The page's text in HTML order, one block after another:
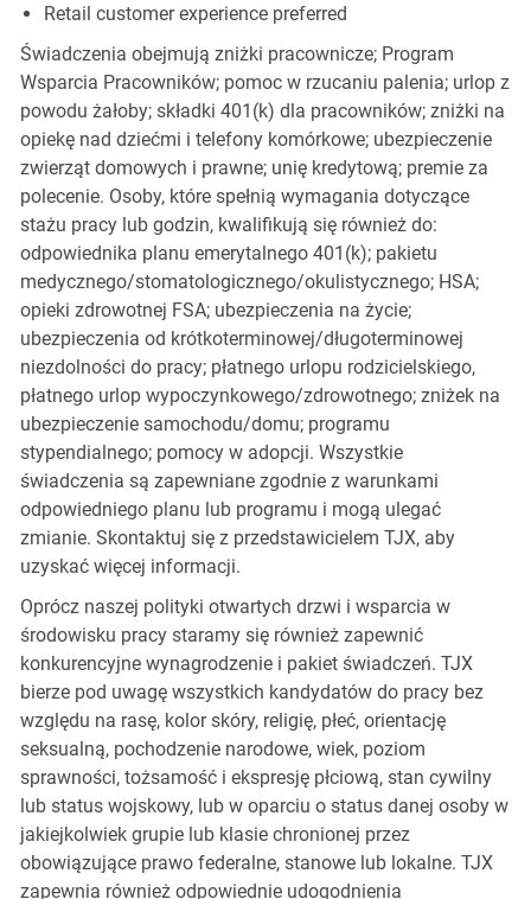
Retail customer experience preferred
Świadczenia obejmują zniżki pracownicze; Program
Wsparcia Pracowników; pomoc w rzucaniu palenia; urlop z
powodu żałoby; składki 401(k) dla pracowników; zniżki na
opiekę nad dziećmi i telefony komórkowe; ubezpieczenie
zwierząt domowych i prawne; unię kredytową; premie za
polecenie. Osoby, które spełnią wymagania dotyczące
stażu pracy lub godzin, kwalifikują się również do:
odpowiednika planu emerytalnego 401(k); pakietu
medycznego/stomatologicznego/okulistycznego; HSA;
opieki zdrowotnej FSA; ubezpieczenia na życie;
ubezpieczenia od krótkoterminowej/długoterminowej
niezdolności do pracy; płatnego urlopu rodzicielskiego,
płatnego urlop wypoczynkowego/zdrowotnego; zniżek na
ubezpieczenie samochodu/domu; programu
stypendialnego; pomocy w adopcji. Wszystkie
świadczenia są zapewniane zgodnie z warunkami
odpowiedniego planu lub programu i mogą ulegać
zmianie. Skontaktuj się z przedstawicielem TJX, aby
uzyskać więcej informacji.
Oprócz naszej polityki otwartych drzwi i wsparcia w
środowisku pracy staramy się również zapewnić
konkurencyjne wynagrodzenie i pakiet świadczeń. TJX
bierze pod uwagę wszystkich kandydatów do pracy bez
względu na rasę, kolor skóry, religię, płeć, orientację
seksualną, pochodzenie narodowe, wiek, poziom
sprawności, tożsamość i ekspresję płciową, stan cywilny
lub status wojskowy, lub w oparciu o status danej osoby w
jakiejkolwiek grupie lub klasie chronionej przez
obowiązujące prawo federalne, stanowe lub lokalne. TJX
zapewnia również odpowiednie udogodnienia